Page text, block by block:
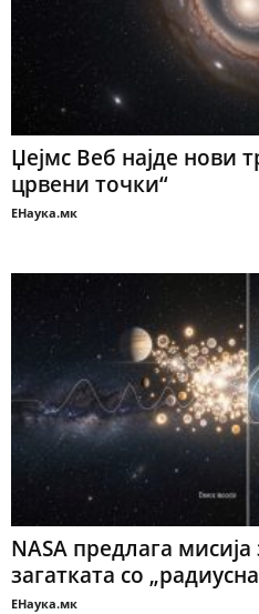
Џејмс Веб најде нови
црвени точки“
ЕНаука.мк
NASA предлага
загатката со
ЕНаука.мк